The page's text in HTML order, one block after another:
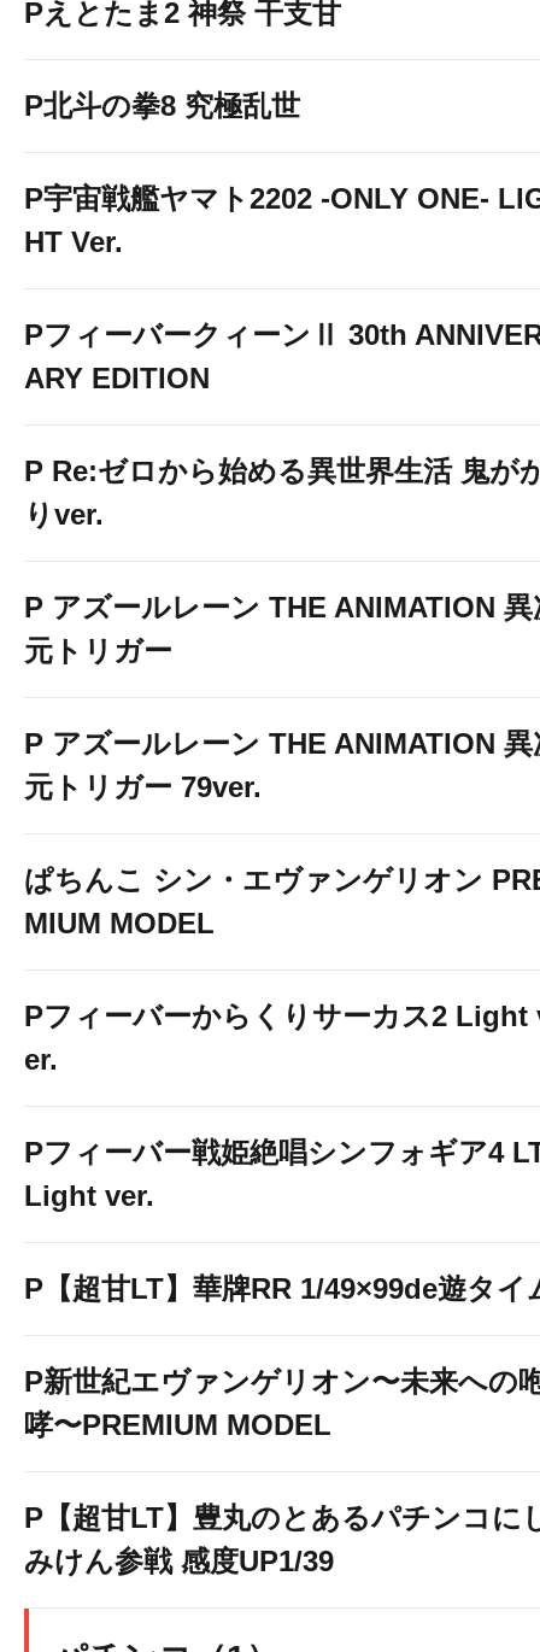
Pえとたま2 神祭 干支甘
P北斗の拳8 究極乱世
P宇宙戦艦ヤマト2202 -ONLY ONE-
HT Ver.
PフィーバークィーンⅡ 30th
ARY EDITION
P Re:ゼロから始める異世界生活 鬼が
りver.
P アズールレーン THE ANIMATION 異
元トリガー
P アズールレーン THE ANIMATION 異
元トリガー 79ver.
ぱちんこ シン・エヴァンゲリオン
MIUM MODEL
Pフィーバーからくりサーカス2 Light
er.
Pフィーバー戦姫絶唱シンフォギア4
Light ver.
P【超甘LT】華牌RR 1/49×99de遊タイ
P新世紀エヴァンゲリオン〜未来への
哮〜PREMIUM MODEL
P【超甘LT】豊丸のとあるパチンコに
みけん参戦 感度UP1/39